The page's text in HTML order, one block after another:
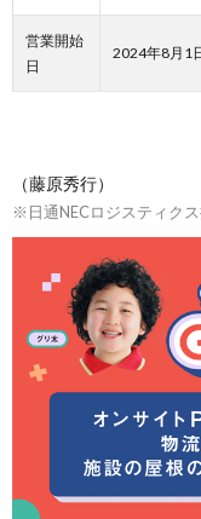
営業開始
日
2024年8月1
（藤原秀行）
※日通NECロジスティク